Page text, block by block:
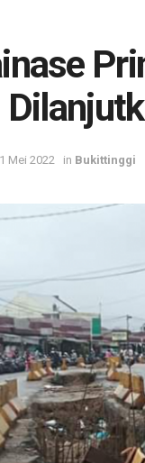
Mei 2022 in Bukittinggi